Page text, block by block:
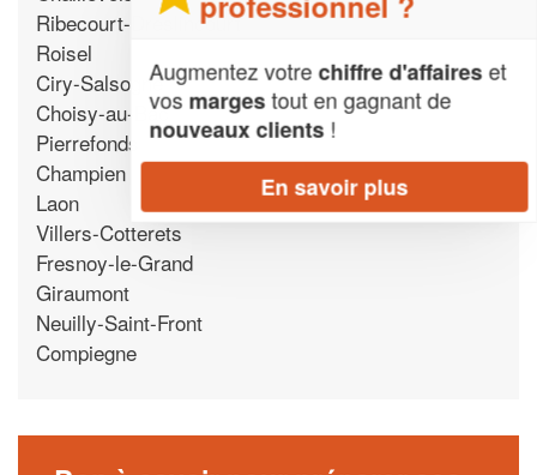
Ribecourt-Dreslincourt
Roisel
Ciry-Salsogne
Choisy-au-Bac
Pierrefonds
Champien
Laon
Villers-Cotterets
Fresnoy-le-Grand
Giraumont
Neuilly-Saint-Front
Compiegne
Augmentez votrechiffre d'affaireset
vos margestout en gagnant de
nouveaux clients!
En savoir plus